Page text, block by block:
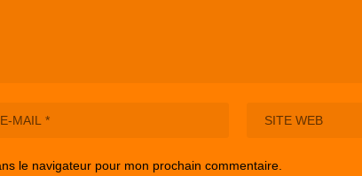
le navigateur pour mon prochain commentaire.